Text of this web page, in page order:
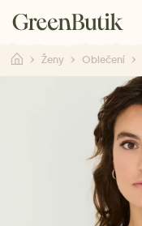
Ženy Oblečení